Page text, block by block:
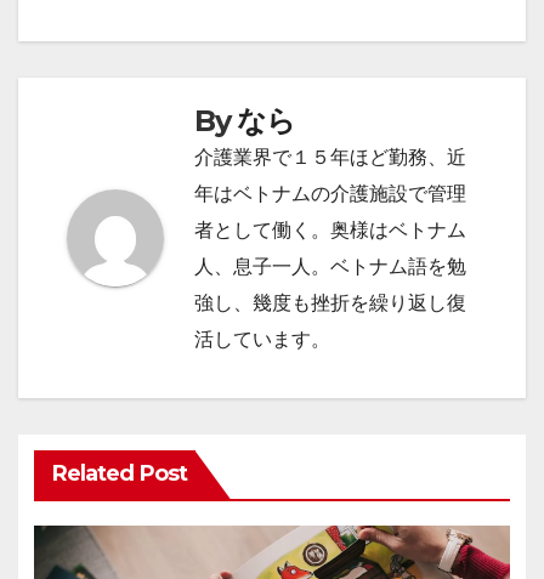
ビ
シ
ョ
ン
Byなら
介護業界で１５年ほど勤務、近
年はベトナムの介護施設で管理
者として働く。奥様はベトナム
人、息子一人。ベトナム語を勉
強し、幾度も挫折を繰り返し復
活しています。
Related Post